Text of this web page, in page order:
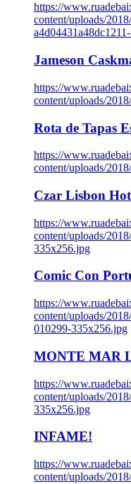
https://
content/uploads/
Jameson
https://
content/uploads/
Rota de Tapas
https://
content/uploads/
Czar Lisbon
https://
content/uploads/
335x256.jpg
Comic Con
https://
content/uploads/
010299-335x256.jpg
MONTE MAR
https://
content/uploads/
335x256.jpg
INFAME!
https://
content/uploads/